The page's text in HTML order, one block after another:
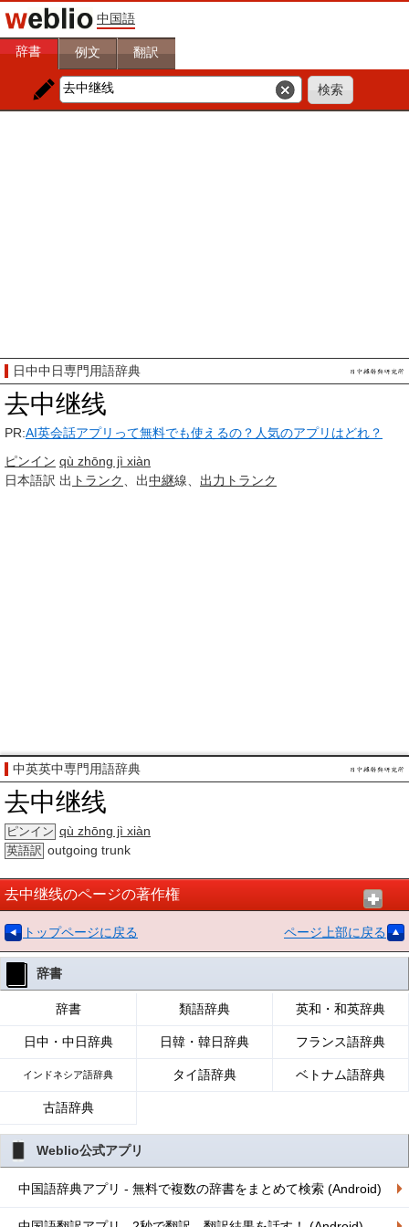
中国語
辞書 例文 翻訳
日中中日専門用語辞典
去中继线
PR:AI英会話アプリって無料でも使えるの？人気のアプリはどれ？
ピンイン qù zhōng jì xiàn
日本語訳 出 トランク 、出中継線、 出力 トランク
中英英中専門用語辞典
去中继线
ピンイン qù zhōng jì xiàn
英語訳 outgoing trunk
去中继线のページの著作権
トップページに戻る ページ上部に戻る
辞書
辞書 類語辞典 英和・和英辞典
日中・中日辞典 日韓・韓日辞典 フランス語辞典
インドネシア語辞典 タイ語辞典 ベトナム語辞典
古語辞典
Weblio公式アプリ
中国語辞典アプリ - 無料で複数の辞書をまとめて検索 (Android)